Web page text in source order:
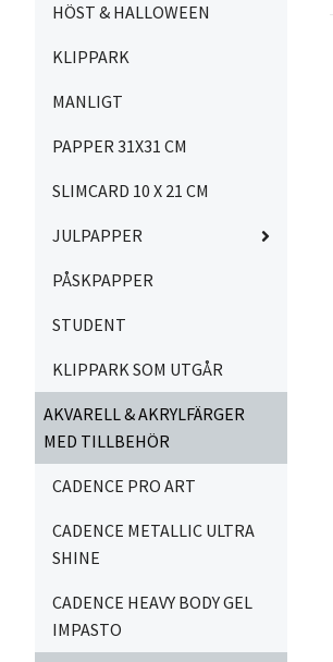
HÖST & HALLOWEEN
KLIPPARK
MANLIGT
PAPPER 31X31 CM
SLIMCARD 10 X 21 CM
JULPAPPER
PÅSKPAPPER
STUDENT
KLIPPARK SOM UTGÅR
AKVARELL & AKRYLFÄRGER
MED TILLBEHÖR
CADENCE PRO ART
CADENCE METALLIC ULTRA
SHINE
CADENCE HEAVY BODY GEL
IMPASTO